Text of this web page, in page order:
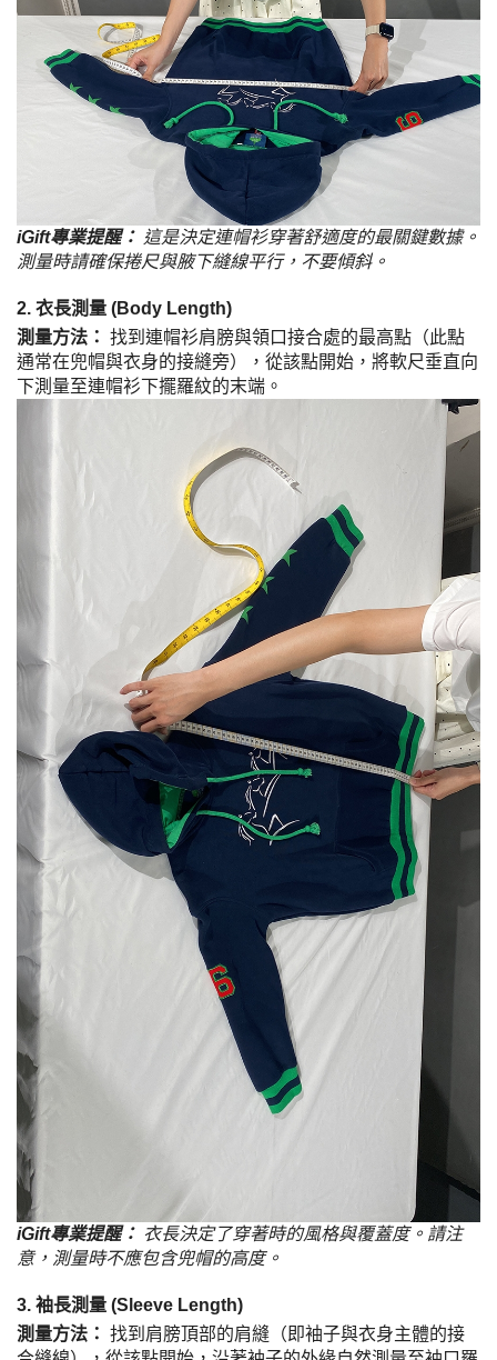
iGift專業提醒： 這是決定連帽衫穿著舒適度的最關鍵數據。
測量時請確保捲尺與腋下縫線平行，不要傾斜。
2. 衣長測量 (Body Length)
測量方法： 找到連帽衫肩膀與領口接合處的最高點（此點
通常在兜帽與衣身的接縫旁），從該點開始，將軟尺垂直向
下測量至連帽衫下擺羅紋的末端。
iGift專業提醒： 衣長決定了穿著時的風格與覆蓋度。請注
意，測量時不應包含兜帽的高度。
3. 袖長測量 (Sleeve Length)
測量方法： 找到肩膀頂部的肩縫（即袖子與衣身主體的接